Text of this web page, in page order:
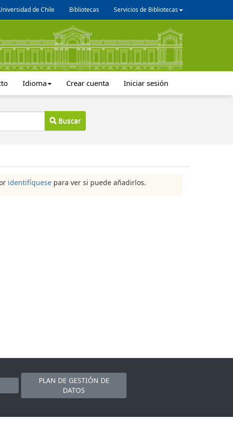
de Chile Bibliotecas Servicios de Bibliotecas
Idioma Crear cuenta Iniciar sesión
Buscar
identifíquese para ver si puede añadirlos.
PLAN DE GESTIÓN DE
DATOS